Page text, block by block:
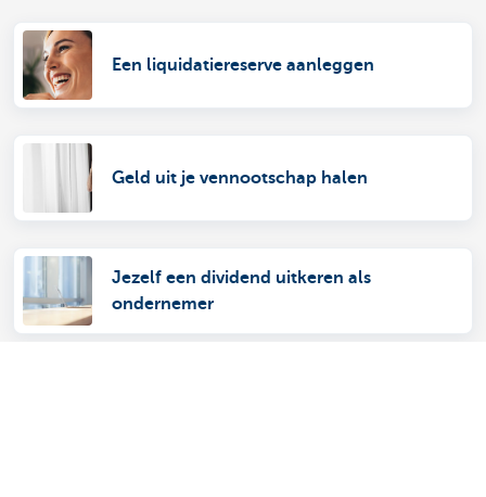
Een liquidatiereserve aanleggen
Geld uit je vennootschap halen
Jezelf een dividend uitkeren als
ondernemer